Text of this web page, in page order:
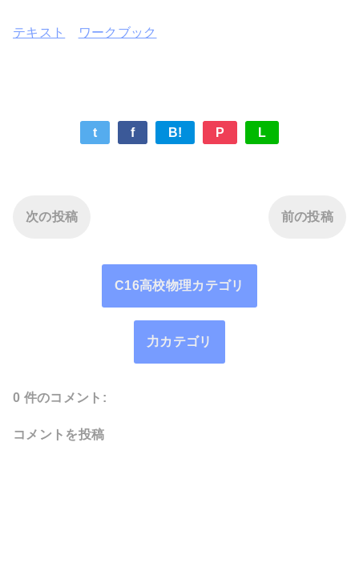
テキスト ワークブック
t f B! P L
次の投稿 前の投稿
C16高校物理カテゴリ
力カテゴリ
0 件のコメント:
コメントを投稿